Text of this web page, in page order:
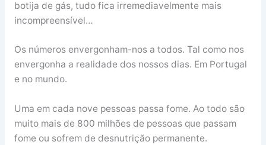
botija de gás, tudo fica irremediavelmente mais
incompreensível…
Os números envergonham-nos a todos. Tal como nos
envergonha a realidade dos nossos dias. Em Portugal
e no mundo.
Uma em cada nove pessoas passa fome. Ao todo são
muito mais de 800 milhões de pessoas que passam
fome ou sofrem de desnutrição permanente.